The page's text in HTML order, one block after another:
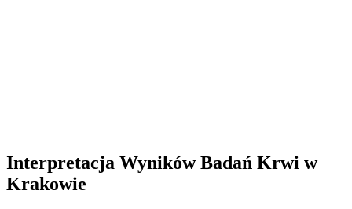
Interpretacja Wyników Badań Krwi w
Krakowie